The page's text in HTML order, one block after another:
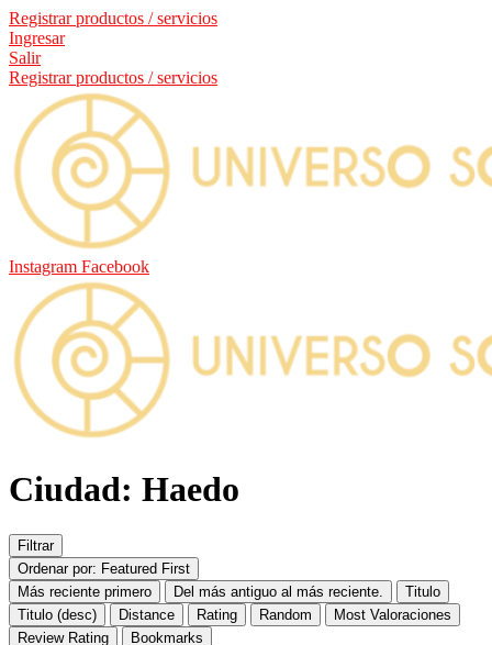
Registrar productos / servicios
Ingresar
Salir
Registrar productos / servicios
Instagram Facebook
Ciudad: Haedo
Filtrar
Ordenar por: Featured First
Más reciente primero
Del más antiguo al más reciente.
Titulo
Titulo (desc)
Distance Rating Random
Most Valoraciones
Review Rating
Bookmarks